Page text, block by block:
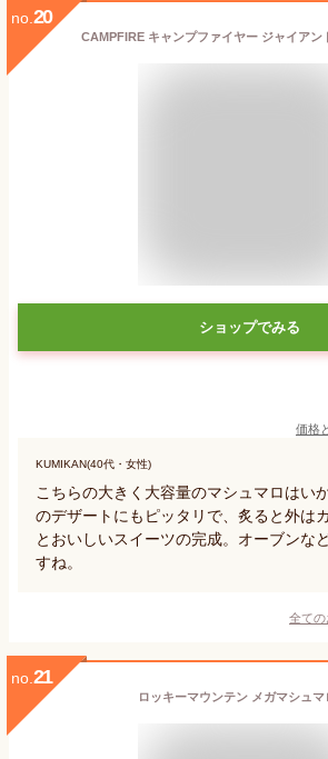
no. 20
ショップでみる
価格
KUMIKAN(40代・女性)
こちらの大きく大容量のマシュマロはい
のデザートにもピッタリで、炙ると外は
とおいしいスイーツの完成。オーブンな
すね。
全ての
no. 21
ロッキーマウンテン メガマシュマ